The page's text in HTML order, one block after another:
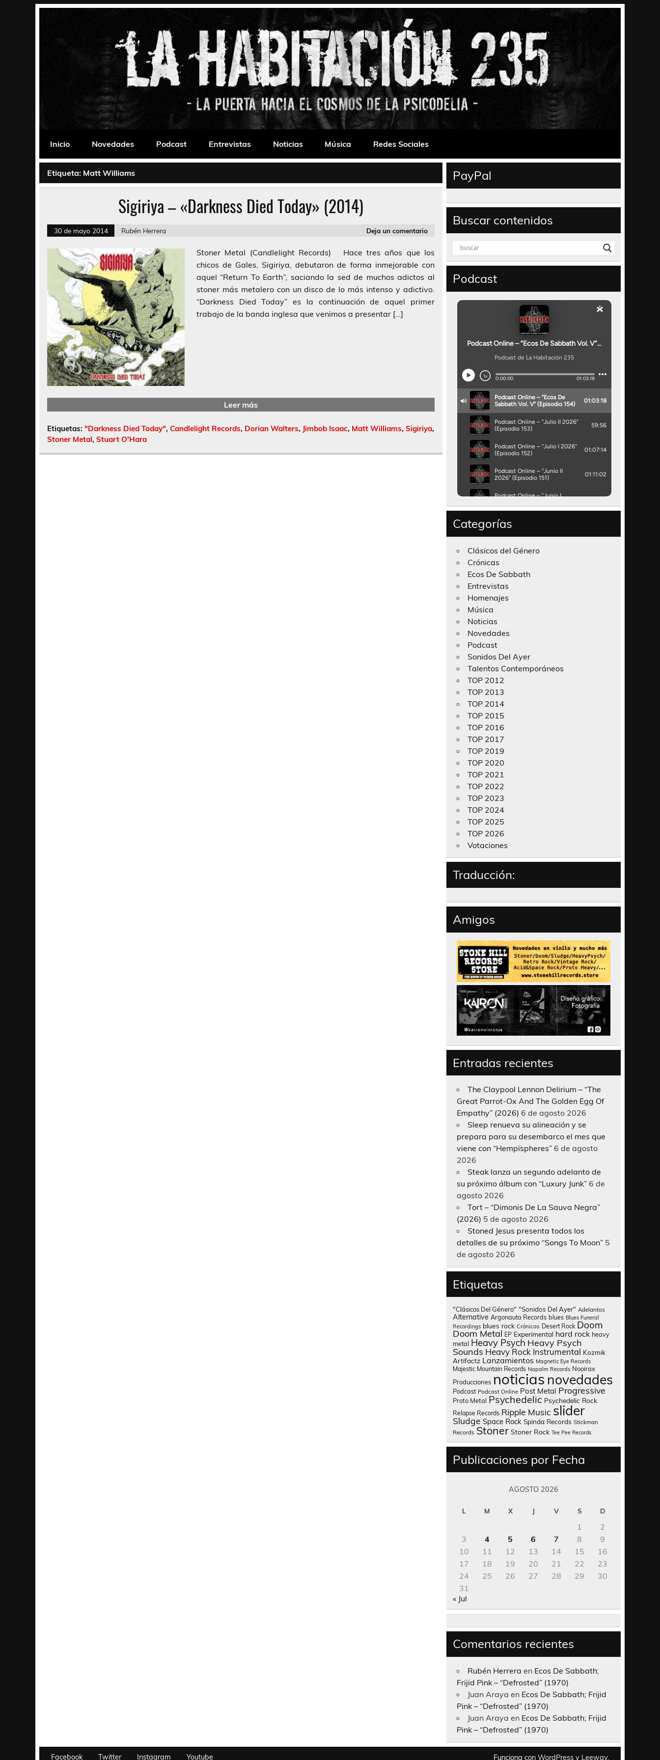
La Habitación 235
Inicio
Novedades Podcast Entrevistas Noticias Música Redes Sociales
Etiqueta: Matt Williams
Sigiriya – «Darkness Died Today» (2014)
30 de mayo 2014 Rubén Herrera Deja un comentario
Stoner Metal (Candlelight Records) Hace tres años que los
chicos de Gales, Sigiriya, debutaron de forma inmejorable con
aquel “Return To Earth”, saciando la sed de muchos adictos al
stoner más metalero con un disco de lo más intenso y adictivo.
“Darkness Died Today” es la continuación de aquel primer
trabajo de la banda inglesa que venimos a presentar […]
Leer más
Etiquetas: "Darkness Died Today", Candlelight Records, Dorian Walters, Jimbob Isaac, Matt Williams, Sigiriya,
Stoner Metal, Stuart O'Hara
PayPal
Buscar contenidos
Podcast
Categorías
Clásicos del Género
Crónicas
Ecos De Sabbath
Entrevistas
Homenajes
Música
Noticias
Novedades
Podcast
Sonidos Del Ayer
Talentos Contemporáneos
TOP 2012
TOP 2013
TOP 2014
TOP 2015
TOP 2016
TOP 2017
TOP 2019
TOP 2020
TOP 2021
TOP 2022
TOP 2023
TOP 2024
TOP 2025
TOP 2026
Votaciones
Traducción:
Amigos
Entradas recientes
The Claypool Lennon Delirium – “The
Great Parrot-Ox And The Golden Egg Of
Empathy” (2026) 6 de agosto 2026
Sleep renueva su alineación y se
prepara para su desembarco el mes que
viene con “Hempispheres” 6 de agosto
2026
Steak lanza un segundo adelanto de
su próximo álbum con “Luxury Junk” 6 de
agosto 2026
Tort – “Dimonis De La Sauva Negra”
(2026) 5 de agosto 2026
Stoned Jesus presenta todos los
detalles de su próximo “Songs To Moon” 5
de agosto 2026
Etiquetas
"Clásicos Del Género" "Sonidos Del Ayer" Adelantos
Alternative Argonauta Records blues Blues Funeral
Recordings blues rock Crónicas Desert Rock Doom
Doom Metal EP Experimental hard rock heavy
metal Heavy Psych Heavy Psych
Sounds Heavy Rock Instrumental Kozmik
Artifactz Lanzamientos Magnetic Eye Records
Majestic Mountain Records Napalm Records Nooirax
Producciones noticias novedades
Podcast Podcast Online Post Metal Progressive
Proto Metal Psychedelic Psychedelic Rock
Relapse Records Ripple Music slider
Sludge Space Rock Spinda Records Stickman
Records Stoner Stoner Rock Tee Pee Records
Publicaciones por Fecha
AGOSTO 2026
L M X J V S D
1
2
3
4 5 6 7 8
9
10
11 12 13 14 15
16
17
18 19 20 21 22
23
24
25 26 27 28 29
30
31
« Jul
Comentarios recientes
Rubén Herrera en Ecos De Sabbath;
Frijid Pink – “Defrosted” (1970)
Juan Araya en Ecos De Sabbath; Frijid
Pink – “Defrosted” (1970)
Juan Araya en Ecos De Sabbath; Frijid
Pink – “Defrosted” (1970)
Facebook Twitter Instagram Youtube Funciona con WordPress y Leeway.